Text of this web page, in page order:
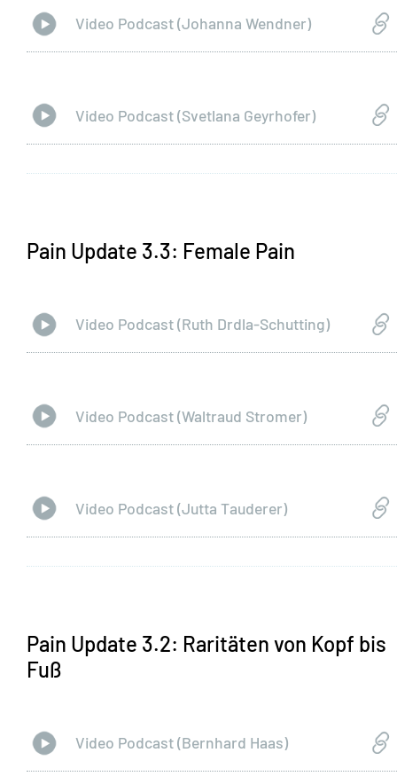
Video Podcast (Johanna Wendner)
Video Podcast (Svetlana Geyrhofer)
Pain Update 3.3: Female Pain
Video Podcast (Ruth Drdla-Schutting)
Video Podcast (Waltraud Stromer)
Video Podcast (Jutta Tauderer)
Pain Update 3.2: Raritäten von Kopf bis
Fuß
Video Podcast (Bernhard Haas)